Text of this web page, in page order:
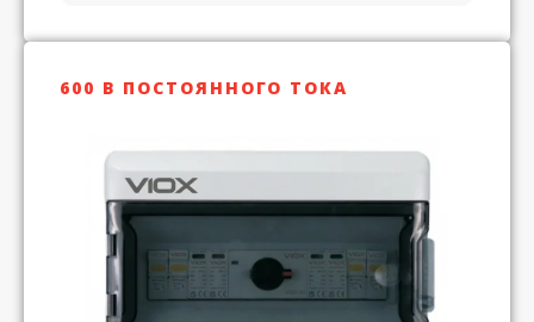
600 В ПОСТОЯННОГО ТОКА